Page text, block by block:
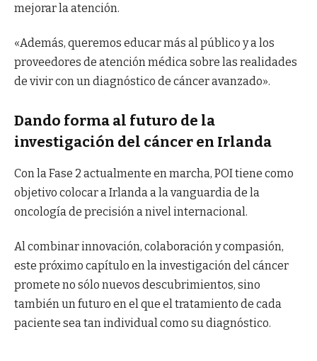
mejorar la atención.
«Además, queremos educar más al público y a los
proveedores de atención médica sobre las realidades
de vivir con un diagnóstico de cáncer avanzado».
Dando forma al futuro de la
investigación del cáncer en Irlanda
Con la Fase 2 actualmente en marcha, POI tiene como
objetivo colocar a Irlanda a la vanguardia de la
oncología de precisión a nivel internacional.
Al combinar innovación, colaboración y compasión,
este próximo capítulo en la investigación del cáncer
promete no sólo nuevos descubrimientos, sino
también un futuro en el que el tratamiento de cada
paciente sea tan individual como su diagnóstico.